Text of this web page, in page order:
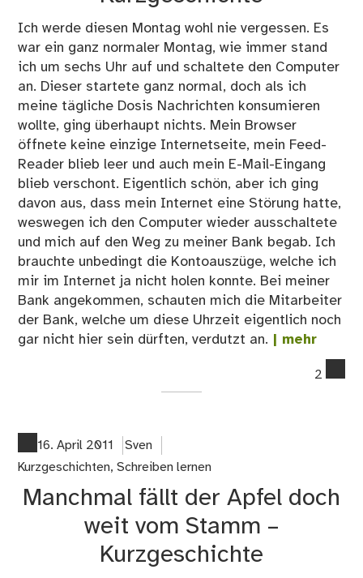
Ich werde diesen Montag wohl nie vergessen. Es
war ein ganz normaler Montag, wie immer stand
ich um sechs Uhr auf und schaltete den Computer
an. Dieser startete ganz normal, doch als ich
meine tägliche Dosis Nachrichten konsumieren
wollte, ging überhaupt nichts. Mein Browser
öffnete keine einzige Internetseite, mein Feed-
Reader blieb leer und auch mein E-Mail-Eingang
blieb verschont. Eigentlich schön, aber ich ging
davon aus, dass mein Internet eine Störung hatte,
weswegen ich den Computer wieder ausschaltete
und mich auf den Weg zu meiner Bank begab. Ich
brauchte unbedingt die Kontoauszüge, welche ich
mir im Internet ja nicht holen konnte. Bei meiner
Bank angekommen, schauten mich die Mitarbeiter
der Bank, welche um diese Uhrzeit eigentlich noch
gar nicht hier sein dürften, verdutzt an. | mehr
2
16. April 2011
Sven
Kurzgeschichten,Schreiben lernen
Manchmal fällt der Apfel doch
weit vom Stamm –
Kurzgeschichte